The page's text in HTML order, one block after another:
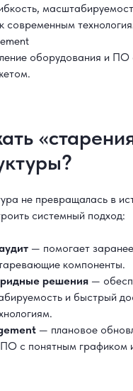
современным
оборудования и ПО
не превращалась в
системный подход:
— помогает
компоненты.
решения —
и быстрый
— плановое
с понятным графиком